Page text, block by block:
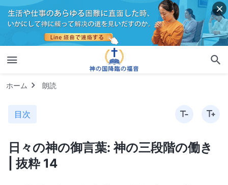
ホーム 朗読
目次
日々の神の御言葉: 神の三段階の働き
| 抜粋 14